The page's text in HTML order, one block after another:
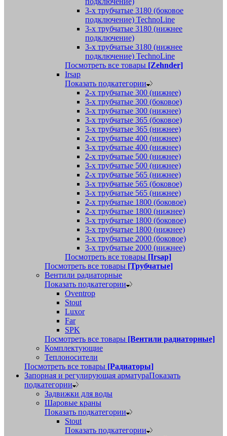
3-х трубчатые 3180 (боковое
подключение) TechnoLine
3-х трубчатые 3180 (нижнее
подключение)
3-х трубчатые 3180 (нижнее
подключение) TechnoLine
Посмотреть все товары [Zehnder]
Irsap
Показать подкатегории
2-х трубчатые 300 (нижнее)
3-х трубчатые 300 (боковое)
3-х трубчатые 300 (нижнее)
3-х трубчатые 365 (боковое)
3-х трубчатые 365 (нижнее)
2-х трубчатые 400 (нижнее)
3-х трубчатые 400 (нижнее)
2-х трубчатые 500 (нижнее)
3-х трубчатые 500 (нижнее)
2-х трубчатые 565 (нижнее)
3-х трубчатые 565 (боковое)
3-х трубчатые 565 (нижнее)
2-х трубчатые 1800 (боковое)
2-х трубчатые 1800 (нижнее)
3-х трубчатые 1800 (боковое)
3-х трубчатые 1800 (нижнее)
3-х трубчатые 2000 (боковое)
3-х трубчатые 2000 (нижнее)
Посмотреть все товары [Irsap]
Посмотреть все товары [Трубчатые]
Вентили радиаторные
Показать подкатегории
Oventrop
Stout
Luxor
Far
SPK
Посмотреть все товары [Вентили радиаторные]
Комплектующие
Теплоносители
Посмотреть все товары [Радиаторы]
Запорная и регулирующая арматураПоказать
подкатегории
Задвижки для воды
Шаровые краны
Показать подкатегории
Stout
Показать подкатегории